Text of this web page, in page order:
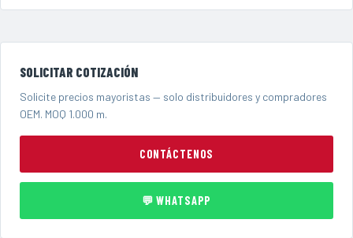
SOLICITAR COTIZACIÓN
Solicite precios mayoristas — solo distribuidores y compradores
OEM. MOQ 1.000 m.
CONTÁCTENOS
💬 WHATSAPP